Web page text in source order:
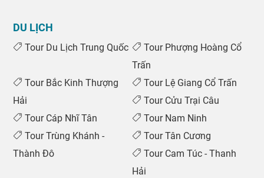
DU LỊCH
Tour Du Lịch Trung Quốc
Tour Phượng Hoàng Cổ
Trấn
Tour Bắc Kinh Thượng
Hải
Tour Lệ Giang Cổ Trấn
Tour Cửu Trại Câu
Tour Cáp Nhĩ Tân
Tour Nam Ninh
Tour Trùng Khánh -
Thành Đô
Tour Tân Cương
Tour Cam Túc - Thanh
Hải